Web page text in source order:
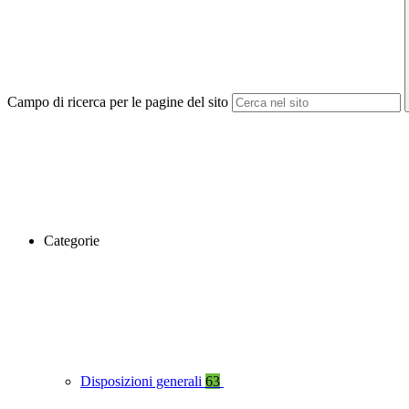
Campo di ricerca per le pagine del sito
Categorie
Disposizioni generali 63